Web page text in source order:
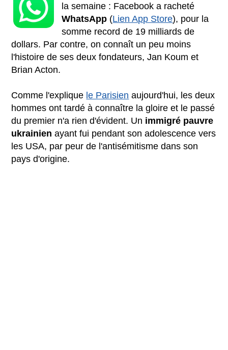
la semaine : Facebook a racheté
WhatsApp (Lien App Store), pour la
somme record de 19 milliards de
dollars. Par contre, on connaît un peu moins
l'histoire de ses deux fondateurs, Jan Koum et
Brian Acton.
Comme l'explique le Parisien aujourd'hui, les deux
hommes ont tardé à connaître la gloire et le passé
du premier n'a rien d'évident. Un immigré pauvre
ukrainien ayant fui pendant son adolescence vers
les USA, par peur de l'antisémitisme dans son
pays d'origine.